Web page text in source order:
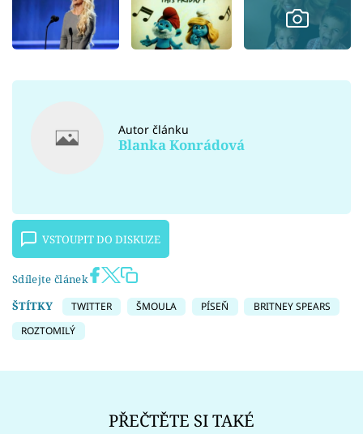
Autor článku
Blanka Konrádová
VSTOUPIT DO DISKUZE
Sdílejte článek
ŠTÍTKY
TWITTER ŠMOULA PÍSEŇ
BRITNEY SPEARS
ROZTOMILÝ
PŘEČTĚTE SI TAKÉ